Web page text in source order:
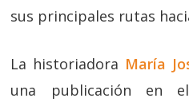
sus principales rutas
La historiadora María
una publicación en